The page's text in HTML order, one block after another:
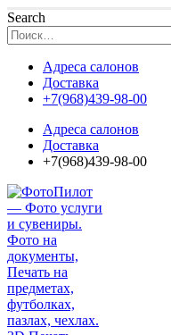
Search
Адреса салонов
Доставка
+7(968)439-98-00
Адреса салонов
Доставка
+7(968)439-98-00